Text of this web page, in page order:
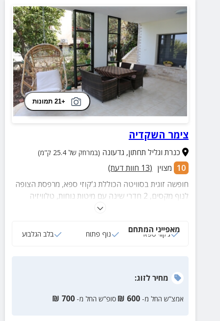
+21 תמונות
צימר השקדיה
כנרת וגליל תחתון, גדעונה (במרחק של 25.4 ק"מ)
10 מצוין (
13 חוות דעת)
חופשה זוגית בסוויטה הכוללת ג'קוזי ספא, מרפסת הצופה
לנוף מקסים, 2 חדרי שינה עם מיטות נוחות, טלוויזיה
בחיבור כבלים וחדר רחצה פרטי.
מאפייני המתחם
ג‘קוזי ספא נוף פתוח בלב הגלבוע
מחירלזוג:
אמצ”ש החל מ- 600
₪ סופ”ש החל מ- 700
₪